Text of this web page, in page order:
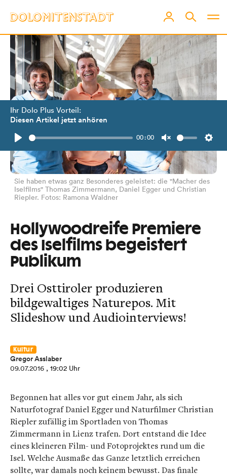
Ihr Dolo Plus Vorteil:
Diesen Artikel jetzt anhören
Play
00:00
Unmute
Sie haben etwas ganz Besonderes geleistet: die "Macher des
Iselfilms" Thomas Zimmermann, Daniel Egger und Christian
Riepler. Fotos: Ramona Waldner
Hollywoodreife Premiere
des Iselfilms begeistert
Publikum
Drei Osttiroler produzieren
bildgewaltiges Naturepos. Mit
Slideshow und Audiointerviews!
Kultur
Gregor Asslaber
09.07.2016 , 19:02 Uhr
Begonnen hat alles vor gut einem Jahr, als sich
Naturfotograf Daniel Egger und Naturfilmer Christian
Riepler zufällig im Sportladen von Thomas
Zimmermann in Lienz trafen. Dort entstand die Idee
eines kleineren Film- und Fotoprojektes rund um die
Isel. Welche Ausmaße das Ganze letztlich erreichen
sollte, war damals noch keinem bewusst. Das finale